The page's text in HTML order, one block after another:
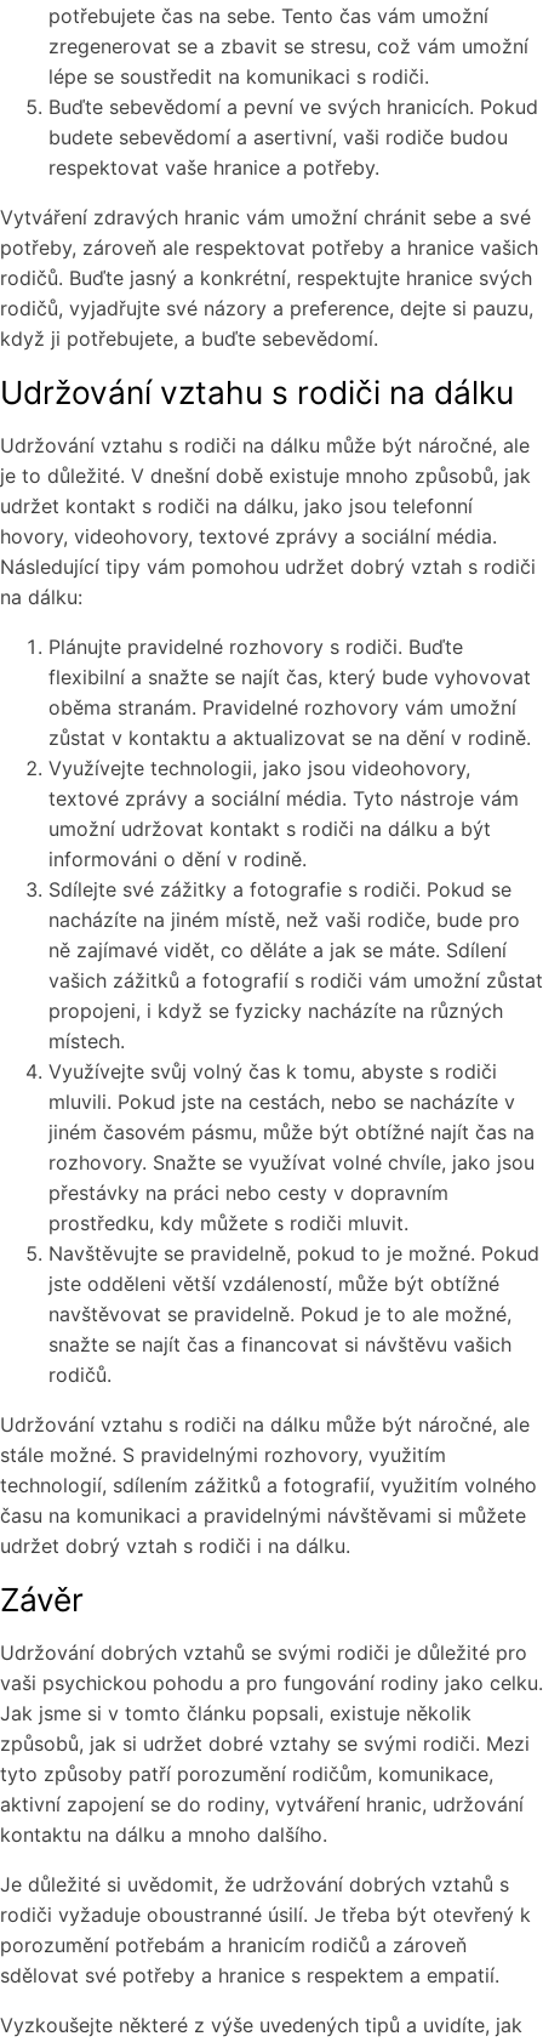
potřebujete čas na sebe. Tento čas vám umožní
zregenerovat se a zbavit se stresu, což vám umožní
lépe se soustředit na komunikaci s rodiči.
Buďte sebevědomí a pevní ve svých hranicích. Pokud
budete sebevědomí a asertivní, vaši rodiče budou
respektovat vaše hranice a potřeby.
Vytváření zdravých hranic vám umožní chránit sebe a své
potřeby, zároveň ale respektovat potřeby a hranice vašich
rodičů. Buďte jasný a konkrétní, respektujte hranice svých
rodičů, vyjadřujte své názory a preference, dejte si pauzu,
když ji potřebujete, a buďte sebevědomí.
Udržování vztahu s rodiči na dálku
Udržování vztahu s rodiči na dálku může být náročné, ale
je to důležité. V dnešní době existuje mnoho způsobů, jak
udržet kontakt s rodiči na dálku, jako jsou telefonní
hovory, videohovory, textové zprávy a sociální média.
Následující tipy vám pomohou udržet dobrý vztah s rodiči
na dálku:
Plánujte pravidelné rozhovory s rodiči. Buďte
flexibilní a snažte se najít čas, který bude vyhovovat
oběma stranám. Pravidelné rozhovory vám umožní
zůstat v kontaktu a aktualizovat se na dění v rodině.
Využívejte technologii, jako jsou videohovory,
textové zprávy a sociální média. Tyto nástroje vám
umožní udržovat kontakt s rodiči na dálku a být
informováni o dění v rodině.
Sdílejte své zážitky a fotografie s rodiči. Pokud se
nacházíte na jiném místě, než vaši rodiče, bude pro
ně zajímavé vidět, co děláte a jak se máte. Sdílení
vašich zážitků a fotografií s rodiči vám umožní zůstat
propojeni, i když se fyzicky nacházíte na různých
místech.
Využívejte svůj volný čas k tomu, abyste s rodiči
mluvili. Pokud jste na cestách, nebo se nacházíte v
jiném časovém pásmu, může být obtížné najít čas na
rozhovory. Snažte se využívat volné chvíle, jako jsou
přestávky na práci nebo cesty v dopravním
prostředku, kdy můžete s rodiči mluvit.
Navštěvujte se pravidelně, pokud to je možné. Pokud
jste odděleni větší vzdáleností, může být obtížné
navštěvovat se pravidelně. Pokud je to ale možné,
snažte se najít čas a financovat si návštěvu vašich
rodičů.
Udržování vztahu s rodiči na dálku může být náročné, ale
stále možné. S pravidelnými rozhovory, využitím
technologií, sdílením zážitků a fotografií, využitím volného
času na komunikaci a pravidelnými návštěvami si můžete
udržet dobrý vztah s rodiči i na dálku.
Závěr
Udržování dobrých vztahů se svými rodiči je důležité pro
vaši psychickou pohodu a pro fungování rodiny jako celku.
Jak jsme si v tomto článku popsali, existuje několik
způsobů, jak si udržet dobré vztahy se svými rodiči. Mezi
tyto způsoby patří porozumění rodičům, komunikace,
aktivní zapojení se do rodiny, vytváření hranic, udržování
kontaktu na dálku a mnoho dalšího.
Je důležité si uvědomit, že udržování dobrých vztahů s
rodiči vyžaduje oboustranné úsilí. Je třeba být otevřený k
porozumění potřebám a hranicím rodičů a zároveň
sdělovat své potřeby a hranice s respektem a empatií.
Vyzkoušejte některé z výše uvedených tipů a uvidíte, jak